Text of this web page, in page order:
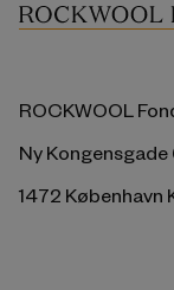
ROCKWOOL
Ny Kongensgade
1472 København